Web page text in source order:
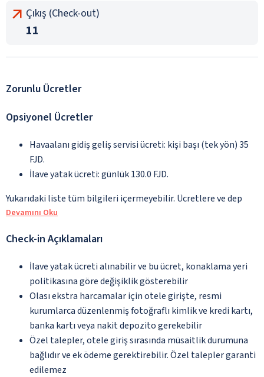
Çıkış (Check-out)
11
Zorunlu Ücretler
Opsiyonel Ücretler
Havaalanı gidiş geliş servisi ücreti: kişi başı (tek yön) 35
FJD.
İlave yatak ücreti: günlük 130.0 FJD.
Yukarıdaki liste tüm bilgileri içermeyebilir. Ücretlere ve dep
Devamını Oku
Check-in Açıklamaları
İlave yatak ücreti alınabilir ve bu ücret, konaklama yeri
politikasına göre değişiklik gösterebilir
Olası ekstra harcamalar için otele girişte, resmi
kurumlarca düzenlenmiş fotoğraflı kimlik ve kredi kartı,
banka kartı veya nakit depozito gerekebilir
Özel talepler, otele giriş sırasında müsaitlik durumuna
bağlıdır ve ek ödeme gerektirebilir. Özel talepler garanti
edilemez